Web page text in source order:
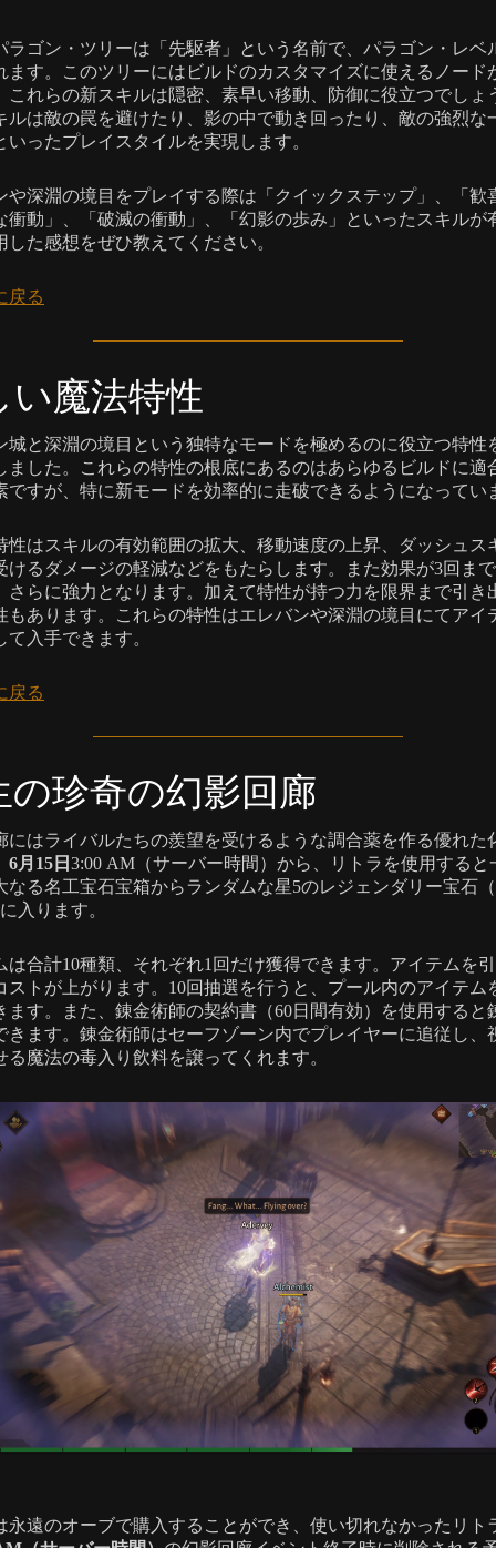
ラゴン・ツリーは「先駆者」という名前で、パラゴン・レベ
ます。このツリーにはビルドのカスタマイズに使えるノード
これらの新スキルは隠密、素早い移動、防御に役立つでしょ
ルは敵の罠を避けたり、影の中で動き回ったり、敵の強烈な
いったプレイスタイルを実現します。
や深淵の境目をプレイする際は「クイックステップ」、「歓
衝動」、「破滅の衝動」、「幻影の歩み」といったスキルが
した感想をぜひ教えてください。
戻る
い魔法特性
城と深淵の境目という独特なモードを極めるのに役立つ特性
ました。これらの特性の根底にあるのはあらゆるビルドに適
ですが、特に新モードを効率的に走破できるようになってい
性はスキルの有効範囲の拡大、移動速度の上昇、ダッシュス
けるダメージの軽減などをもたらします。また効果が3回ま
さらに強力となります。加えて特性が持つ力を限界まで引き
もあります。これらの特性はエレバンや深淵の境目にてアイ
て入手できます。
戻る
の珍奇の幻影回廊
にはライバルたちの羨望を受けるような調合薬を作る優れた
6月15日 3:00 AM（サーバー時間）から、リトラを使用すると
なる名工宝石宝箱からランダムな星5のレジェンダリー宝石
入ります。
は合計10種類、それぞれ1回だけ獲得できます。アイテムを
ストが上がります。10回抽選を行うと、プール内のアイテム
ます。また、錬金術師の契約書（60日間有効）を使用すると
きます。錬金術師はセーフゾーン内でプレイヤーに追従し、
る魔法の毒入り飲料を譲ってくれます。
永遠のオーブで購入することができ、使い切れなかったリト